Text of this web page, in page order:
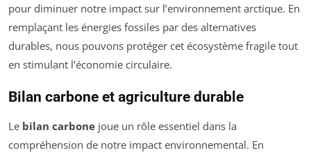
pour diminuer notre impact sur l’environnement arctique. En
remplaçant les énergies fossiles par des alternatives
durables, nous pouvons protéger cet écosystème fragile tout
en stimulant l’économie circulaire.
Bilan carbone et agriculture durable
Le bilan carbone joue un rôle essentiel dans la
compréhension de notre impact environnemental. En